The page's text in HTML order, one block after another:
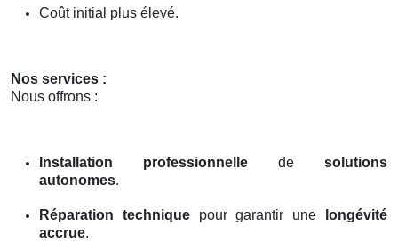
Coût initial plus élevé.
Nos services :
Nous offrons :
Installation professionnelle de solutions
autonomes.
Réparation techniquepour garantir une
longévité
accrue.